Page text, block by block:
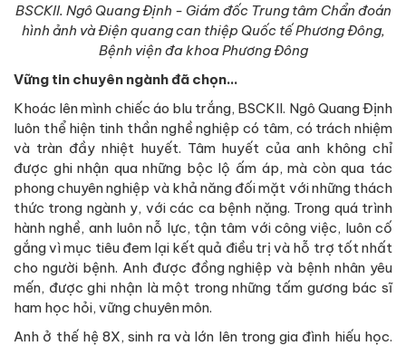
BSCKII. Ngô Quang Định - Giám đốc Trung tâm Chẩn đoán
hình ảnh và Điện quang can thiệp Quốc tế Phương Đông,
Bệnh viện đa khoa Phương Đông
Vững tin chuyên ngành đã chọn…
Khoác lên mình chiếc áo blu trắng, BSCKII. Ngô Quang Định
luôn thể hiện tinh thần nghề nghiệp có tâm, có trách nhiệm
và tràn đầy nhiệt huyết. Tâm huyết của anh không chỉ
được ghi nhận qua những bộc lộ ấm áp, mà còn qua tác
phong chuyên nghiệp và khả năng đối mặt với những thách
thức trong ngành y, với các ca bệnh nặng. Trong quá trình
hành nghề, anh luôn nỗ lực, tận tâm với công việc, luôn cố
gắng vì mục tiêu đem lại kết quả điều trị và hỗ trợ tốt nhất
cho người bệnh. Anh được đồng nghiệp và bệnh nhân yêu
mến, được ghi nhận là một trong những tấm gương bác sĩ
ham học hỏi, vững chuyên môn.
Anh ở thế hệ 8X, sinh ra và lớn lên trong gia đình hiếu học.